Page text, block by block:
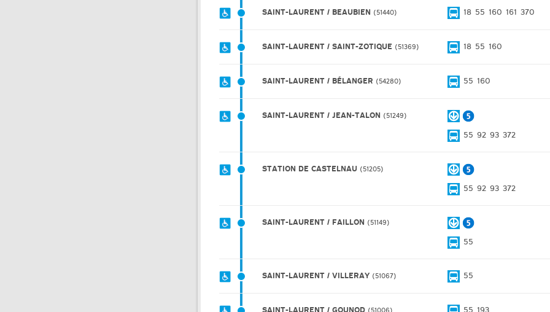
SAINT-LAURENT / BEAUBIEN 51440 18 55 160 161 370
SAINT-LAURENT / SAINT-ZOTIQUE 51369 18 55 160
SAINT-LAURENT / BÉLANGER 54280 55 160
SAINT-LAURENT / JEAN-TALON 51249
55 92 93 372
STATION DE CASTELNAU 51205
55 92 93 372
SAINT-LAURENT / FAILLON 51149
55
SAINT-LAURENT / VILLERAY 51067 55
SAINT-LAURENT / GOUNOD 55 193